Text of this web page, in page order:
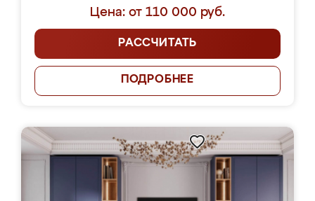
Цена: от 110 000 руб.
РАССЧИТАТЬ
ПОДРОБНЕЕ